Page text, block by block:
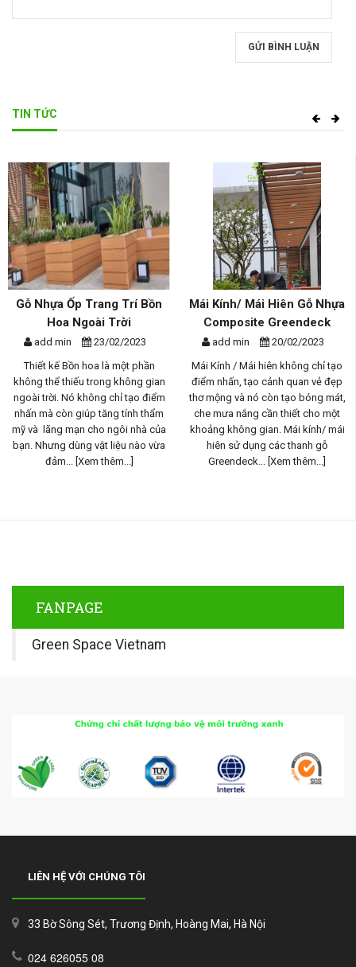
GỬI BÌNH LUẬN
TIN TỨC
Gỗ Nhựa Ốp Trang Trí Bồn
Hoa Ngoài Trời
add min
23/02/2023
Thiết kế Bồn hoa là một phần
không thể thiếu trong không gian
ngoài trời. Nó không chỉ tạo điểm
nhấn mà còn giúp tăng tính thẩm
mỹ và lãng mạn cho ngôi nhà của
bạn. Nhưng dùng vật liệu nào vừa
đảm...
[Xem thêm...]
Mái Kính/ Mái Hiên Gỗ Nhựa
Composite Greendeck
add min
20/02/2023
Mái Kính / Mái hiên không chỉ tạo
điểm nhấn, tạo cảnh quan vẻ đẹp
thơ mộng và nó còn tạo bóng mát,
che mưa nắng cần thiết cho một
khoảng không gian. Mái kính/ mái
hiên sử dụng các thanh gỗ
Greendeck...
[Xem thêm...]
FANPAGE
Green Space Vietnam
LIÊN HỆ VỚI CHÚNG TÔI
33 Bờ Sông Sét, Trương Định, Hoàng Mai, Hà Nội
024 626055 08